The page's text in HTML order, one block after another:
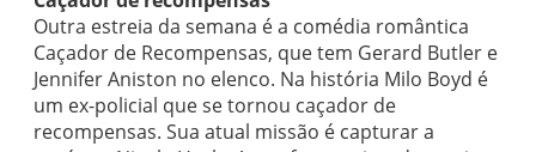
Outra estreia da semana é a comédia romântica
Caçador de Recompensas, que tem Gerard Butler e
Jennifer Aniston no elenco. Na história Milo Boyd é
um ex-policial que se tornou caçador de
recompensas. Sua atual missão é capturar a